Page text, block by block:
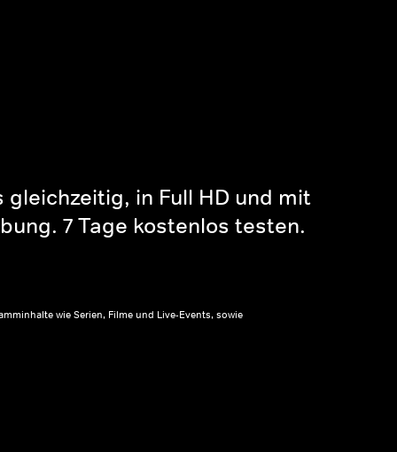
in Full HD und mit
7 Tage kostenlos testen.
wie Serien, Filme und Live-Events, sowie